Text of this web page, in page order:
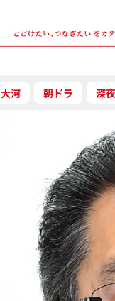
大河 朝ドラ 深